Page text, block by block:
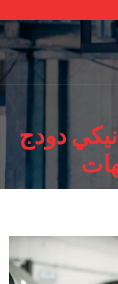
دودج